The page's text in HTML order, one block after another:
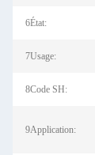
6État:
7Usage:
8Code SH:
9Application: